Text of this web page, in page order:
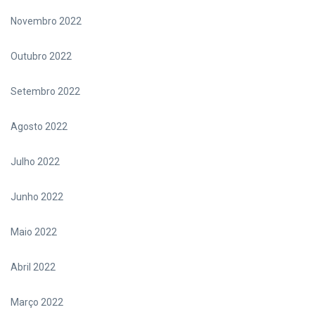
Novembro 2022
Outubro 2022
Setembro 2022
Agosto 2022
Julho 2022
Junho 2022
Maio 2022
Abril 2022
Março 2022